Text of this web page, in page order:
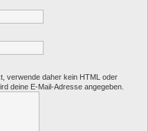
verwende daher kein HTML oder
deine E-Mail-Adresse angegeben.